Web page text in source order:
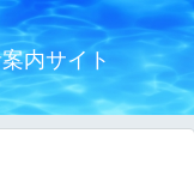
内サイト